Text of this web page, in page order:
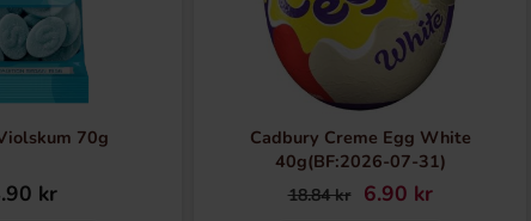
70g
kr
Cadbury Creme Egg White
40g(BF:2026-07-31)
18.84 kr 6.90 kr